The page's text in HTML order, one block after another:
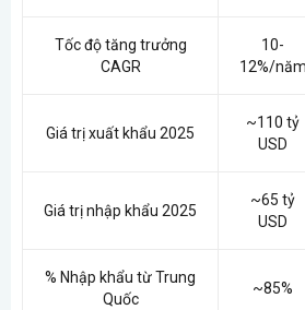
Tốc độ tăng trưởng
CAGR
10-
12%/năm
Giá trị xuất khẩu 2025
~110 tỷ
USD
Giá trị nhập khẩu 2025
~65 tỷ
USD
% Nhập khẩu từ Trung
Quốc
~85%